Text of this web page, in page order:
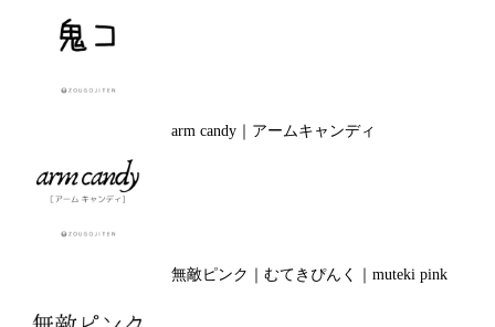
arm candy｜アームキャンディ
無敵ピンク｜むてきぴんく｜muteki pink